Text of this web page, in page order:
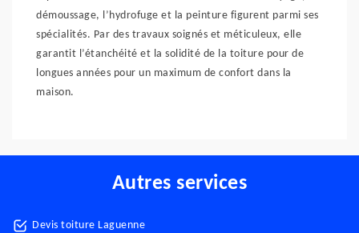
démoussage, l’hydrofuge et la peinture figurent parmi ses
spécialités. Par des travaux soignés et méticuleux, elle
garantit l’étanchéité et la solidité de la toiture pour de
longues années pour un maximum de confort dans la
maison.
Autres services
Devis toiture Laguenne